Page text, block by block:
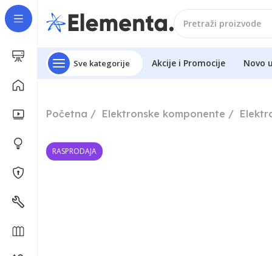
Sve kategorije Akcije i Promocije Novo
Početna Elektronske komponente
RASPRODAJA